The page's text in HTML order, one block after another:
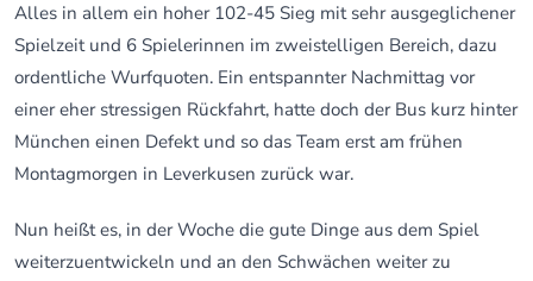
Alles in allem ein hoher 102-45 Sieg mit sehr ausgeglichener
Spielzeit und 6 Spielerinnen im zweistelligen Bereich, dazu
ordentliche Wurfquoten. Ein entspannter Nachmittag vor
einer eher stressigen Rückfahrt, hatte doch der Bus kurz hinter
München einen Defekt und so das Team erst am frühen
Montagmorgen in Leverkusen zurück war.
Nun heißt es, in der Woche die gute Dinge aus dem Spiel
weiterzuentwickeln und an den Schwächen weiter zu